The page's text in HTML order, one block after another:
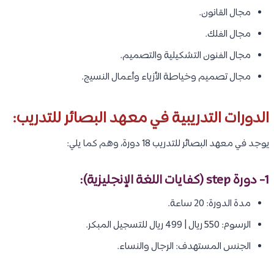
مجال القانون.
مجال الفلك.
مجال الفنون التشكيلية والتصميم.
مجال تصميم وخياطة الأزياء وأعمال النسيج.
الدورات التدريبية في معهد البصائر للتدريب:
يوجد في معهد البصائر للتدريب 18 دورة، وهم كما يلي:
1- دورة step (كفايات اللغة الإنجليزية):
مدة الدورة: 20 ساعة.
الرسوم: 550 ريال | 499 ريال للتسجيل المبكر.
الجنس المستهدف: الرجال والنساء.